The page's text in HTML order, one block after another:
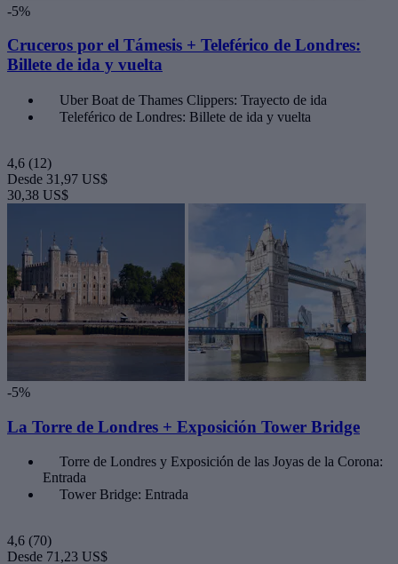
-5%
Cruceros por el Támesis + Teleférico de Londres:
Billete de ida y vuelta
Uber Boat de Thames Clippers: Trayecto de ida
Teleférico de Londres: Billete de ida y vuelta
4,6 (12)
Desde 31,97 US$
30,38 US$
-5%
La Torre de Londres + Exposición Tower Bridge
Torre de Londres y Exposición de las Joyas de la Corona:
Entrada
Tower Bridge: Entrada
4,6 (70)
Desde 71,23 US$